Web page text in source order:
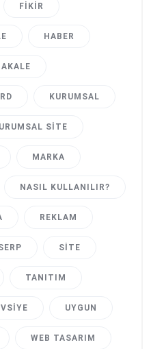
FIKIR
HABER
KURUMSAL
SITE
MARKA
NASIL KULLANILIR?
REKLAM
SITE
TANITIM
UYGUN
WEB TASARIM